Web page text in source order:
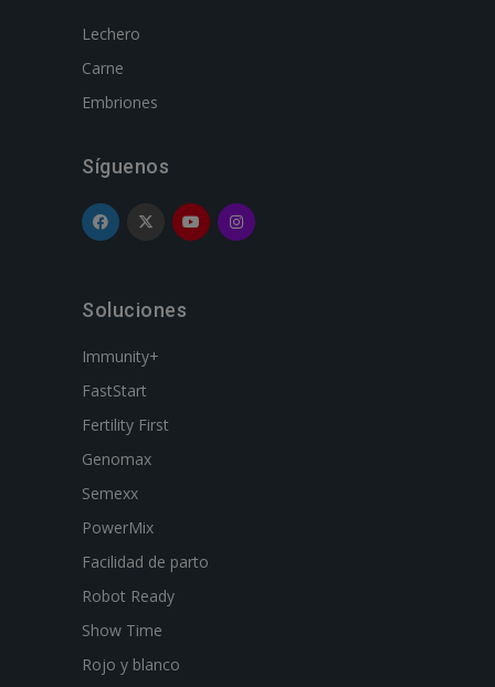
Lechero
Carne
Embriones
Síguenos
Soluciones
Immunity+
FastStart
Fertility First
Genomax
Semexx
PowerMix
Facilidad de parto
Robot Ready
Show Time
Rojo y blanco